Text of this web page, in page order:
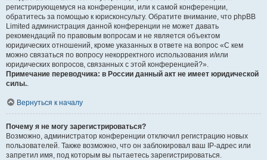
регистрирующемуся на конференции, или к самой конференции,
обратитесь за помощью к юрисконсульту. Обратите внимание, что phpBB
Limited администрация данной конференции не может давать
рекомендаций по правовым вопросам и не является объектом
юридических отношений, кроме указанных в ответе на вопрос «С кем
можно связаться по вопросу некорректного использования и/или
юридических вопросов, связанных с этой конференцией?».
Примечание переводчика: в России данный акт не имеет юридической
силы..
Вернуться к началу
Почему я не могу зарегистрироваться?
Возможно, администратор конференции отключил регистрацию новых
пользователей. Также возможно, что он заблокировал ваш IP-адрес или
запретил имя, под которым вы пытаетесь зарегистрироваться.